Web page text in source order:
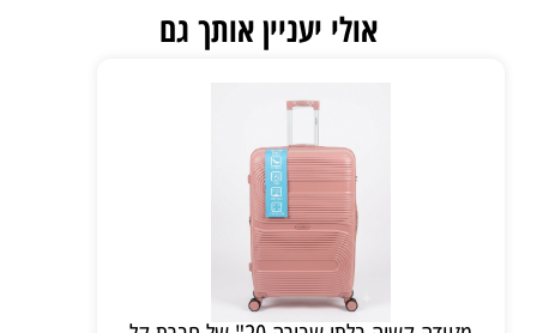
אולי יעניין אותך גם